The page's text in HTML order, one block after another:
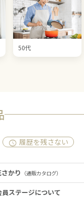
50代
履歴を残さない
かり （通販カタログ）
員ステージについて